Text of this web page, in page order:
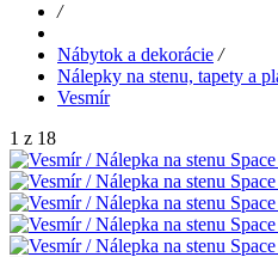
/
Nábytok a dekorácie /
Nálepky na stenu, tapety a
Vesmír
1 z 18